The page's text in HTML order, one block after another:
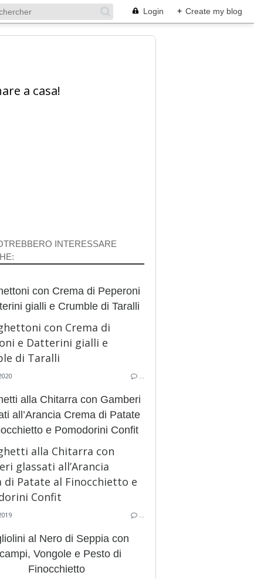
Login + Create my blog
a casa!
INTERESSARE
con Crema di Peperoni
gialli e Crumble di Taralli
alla Chitarra con Gamberi
all’Arancia Crema di Patate
e Pomodorini Confit
al Nero di Seppia con
Vongole e Pesto di
Finocchietto